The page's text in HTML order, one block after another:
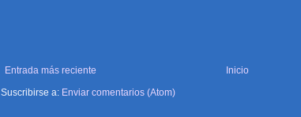
Entrada más reciente
Inicio
Suscribirse a: Enviar comentarios (Atom)